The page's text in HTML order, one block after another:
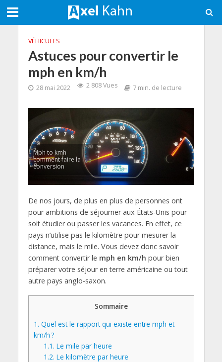
VÉHICULES
Astuces pour convertir le
mph en km/h
28 mai 2022 2 808 Vues 7 min. de lecture
Mph to kmh
comment faire la
conversion
De nos jours, de plus en plus de personnes ont
pour ambitions de séjourner aux États-Unis pour
soit étudier ou passer les vacances. En effet, ce
pays n’utilise pas le kilomètre pour mesurer la
distance, mais le mile. Vous devez donc savoir
comment convertir le mph en km/h pour bien
préparer votre séjour en terre américaine ou tout
autre pays anglo-saxon.
Sommaire
1. Quel est le rapport qui existe entre mph et
km/h ?
1.1. Le mile par heure
1.2. Le kilomètre par heure